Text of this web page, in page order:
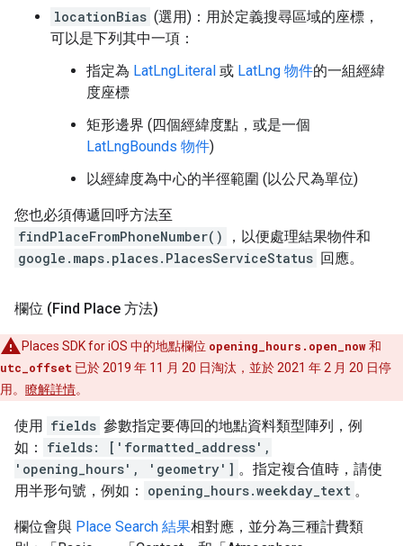
locationBias (選用)：用於定義搜尋區域的座標，
可以是下列其中一項：
指定為 LatLngLiteral 或 LatLng 物件的一組經緯
度座標
矩形邊界 (四個經緯度點，或是一個
LatLngBounds 物件)
以經緯度為中心的半徑範圍 (以公尺為單位)
您也必須傳遞回呼方法至
findPlaceFromPhoneNumber()
，以便處理結果物件和
google.maps.places.PlacesServiceStatus 回應。
欄位 (Find Place 方法)
Places SDK for iOS 中的地點欄位 opening_hours.open_now和
utc_offset 已於 2019 年 11 月 20 日淘汰，並於 2021 年 2 月 20 日停
用。 瞭解詳情。
使用 fields 參數指定要傳回的地點資料類型陣列，例
如：
fields: ['formatted_address',
'opening_hours', 'geometry'] 。指定複合值時，請使
用半形句號，例如：
opening_hours.weekday_text 。
欄位會與 Place Search 結果相對應，並分為三種計費類